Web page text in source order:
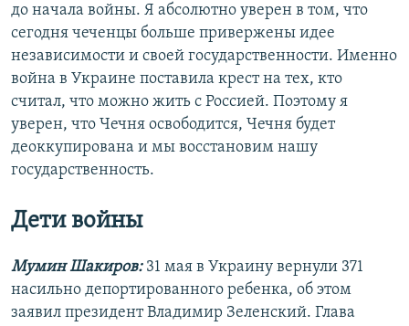
до начала войны. Я абсолютно уверен в том, что
сегодня чеченцы больше привержены идее
независимости и своей государственности. Именно
война в Украине поставила крест на тех, кто
считал, что можно жить с Россией. Поэтому я
уверен, что Чечня освободится, Чечня будет
деоккупирована и мы восстановим нашу
государственность.
Дети войны
Мумин Шакиров:31 мая в Украину вернули 371
насильно депортированного ребенка, об этом
заявил президент Владимир Зеленский. Глава